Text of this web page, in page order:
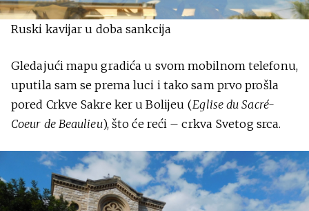
Ruski kavijar u doba sankcija
Gledajući mapu gradića u svom mobilnom telefonu,
uputila sam se prema luci i tako sam prvo prošla
pored Crkve Sakre ker u Bolijeu (Eglise du Sacré-
Coeur de Beaulieu), što će reći – crkva Svetog srca.